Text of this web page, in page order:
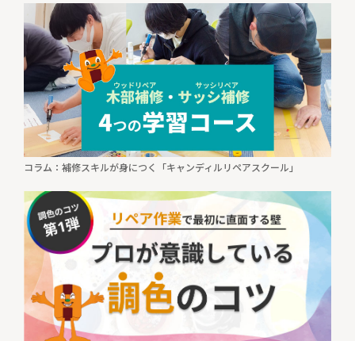
コラム：補修スキルが身につく「キャンディルリペアスクール」